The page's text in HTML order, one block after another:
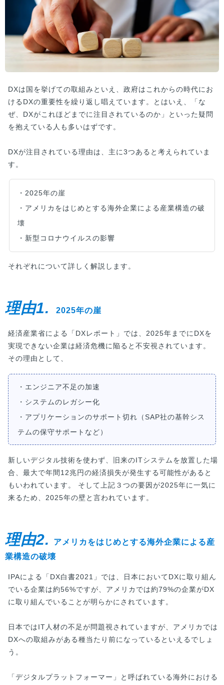
DXは国を挙げての取組みといえ、政府はこれからの時代にお
けるDXの重要性を繰り返し唱えています。とはいえ、「な
ぜ、DXがこれほどまでに注目されているのか」といった疑問
を抱えている人も多いはずです。
DXが注目されている理由は、主に3つあると考えられていま
す。
・2025年の崖
・アメリカをはじめとする海外企業による産業構造の破
壊
・新型コロナウイルスの影響
それぞれについて詳しく解説します。
理由1. 2025年の崖
経済産業省による「DXレポート」では、2025年までにDXを
実現できない企業は経済危機に陥ると不安視されています。
その理由として、
・エンジニア不足の加速
・システムのレガシー化
・アプリケーションのサポート切れ（SAP社の基幹シス
テムの保守サポートなど）
新しいデジタル技術を使わず、旧来のITシステムを放置した場
合、最大で年間12兆円の経済損失が発生する可能性があると
もいわれています。 そして上記３つの要因が2025年に一気に
来るため、2025年の壁と言われています。
理由2.
アメリカをはじめとする海外企業による産
業構造の破壊
IPAによる「DX白書2021」では、日本においてDXに取り組ん
でいる企業は約56%ですが、アメリカでは約79%の企業がDX
に取り組んでいることが明らかにされています。
日本ではIT人材の不足が問題視されていますが、アメリカでは
DXへの取組みがある種当たり前になっているといえるでしょ
う。
「デジタルプラットフォーマー」と呼ばれている海外における